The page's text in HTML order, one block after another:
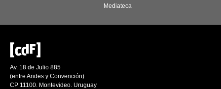
Mediateca
Av. 18 de Julio 885
(entre Andes y Convención)
CP 11100. Montevideo. Uruguay